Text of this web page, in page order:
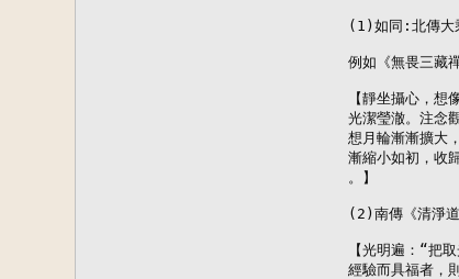
(1)如同:北傳大
例如《無畏三藏
【靜坐攝心，想
光潔瑩澈。注念
想月輪漸漸擴大
漸縮小如初，收
。】
(2)南傳《清淨道
【光明遍：“把
經驗而具福者，